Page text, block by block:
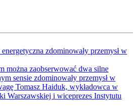
zdominowały przemysł w
można zaobserwować dwa silne
sensie zdominowały przemysł w
Tomasz Haiduk, wykładowca w
Warszawskiej i wiceprezes Instytutu